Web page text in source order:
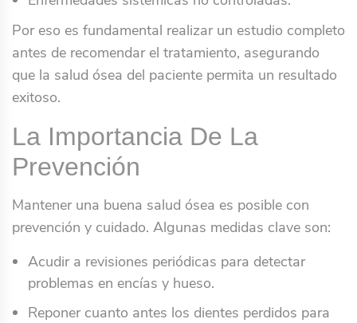
Por eso es fundamental realizar un estudio completo
antes de recomendar el tratamiento, asegurando
que la salud ósea del paciente permita un resultado
exitoso.
La Importancia De La
Prevención
Mantener una buena salud ósea es posible con
prevención y cuidado. Algunas medidas clave son:
Acudir a revisiones periódicas para detectar
problemas en encías y hueso.
Reponer cuanto antes los dientes perdidos para